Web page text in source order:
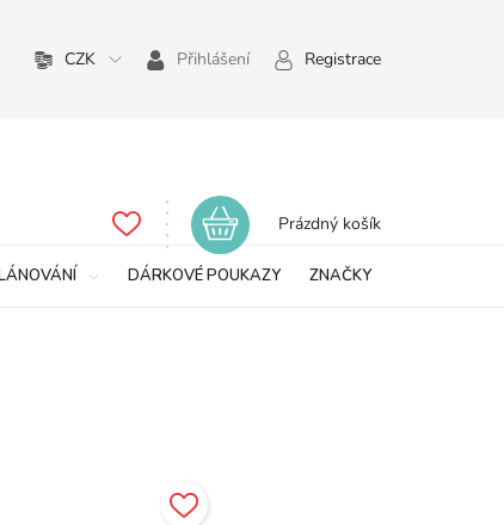
CZK Přihlášení Registrace
Nákupní
Prázdný košík
DÁRKOVÉ POUKAZY ZNAČKY